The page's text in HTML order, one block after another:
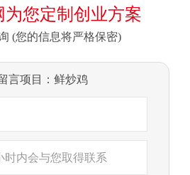
为您定制创业方案
(您的信息将严格保密)
言项目：鲜炒鸡